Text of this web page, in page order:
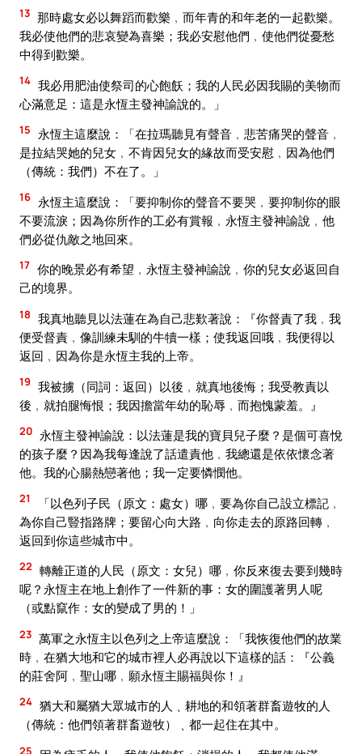
13 那時處女必以舞蹈而歡樂﹐而年青的和年老的一起歡樂。
我必使他們的悲哀變為喜樂；我必安慰他們﹐使他們從憂愁
中得到歡樂。
14 我必用肥油使祭司的心飽飫；我的人民必因我賜的美物而
心滿意足：這是永恆主發神諭說的。」
15
永恆主這麼說：「在拉瑪聽見有聲音﹐悲苦痛哭的聲音﹐
是拉結哭她的兒女﹐不肯因兒女的緣故而受安慰﹐因為他們
（傳統：我們）不在了。」
16 永恆主這麼說：「要抑制你的聲音不要哭﹐要抑制你的眼
不要流淚；因為你所作的工必有賞報﹐永恆主發神諭說﹐他
們必從仇敵之地回來。
17 你的晚景必有希望﹐永恆主發神諭說﹐你的兒女必返回自
己的境界。
18 我真地聽見以法蓮在為自己悲歎著說：『你督責了我﹐我
便受督責﹐像訓練未馴的牛犢一樣；使我返回哦﹐我便得以
返回﹐因為你是永恆主我的上帝。
19 我被擄（同詞：返回）以後﹐就真地後悔；我受教責以
後﹐就拍腿悔恨；我因擔當年幼的恥辱﹐而抱愧蒙羞。』
20 永恆主發神諭說：以法蓮是我的寶貝兒子麼？是個可喜悅
的孩子麼？因為我每逢說了話遣責他﹐我總還是依依懷念著
他。我的心腸熱戀著他；我一定要憐憫他。
21
「以色列子民（原文：處女）哪﹐要為你自己設立標記﹐
為你自己豎指路牌；要留心向大路﹐向你走去的原路回轉﹐
返回到你這些城市中。
22 轉離正道的人民（原文：女兒）哪﹐你反來復去要到幾時
呢？永恆主在地上創作了一件新的事：女的圍護著男人呢
（或點竄作：女的變成了男的！」
23 萬軍之永恆主以色列之上帝這麼說：「我恢復他們的故業
時﹐在猶大地和它的城市裡人必再說以下這樣的話：『公義
的莊舍阿﹐聖山哪﹐願永恆主賜福與你！』
24 猶大和屬猶大眾城市的人﹑耕地的和領著群畜遊牧的人
（傳統：他們領著群畜遊牧）﹑都一起住在其中。
25